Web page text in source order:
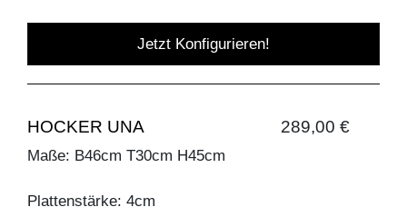
Jetzt Konfigurieren!
HOCKER UNA 289,00 €
Maße: B46cm T30cm H45cm
Plattenstärke: 4cm